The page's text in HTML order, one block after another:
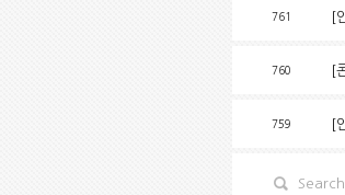
761 [
760 [
759 [
Search